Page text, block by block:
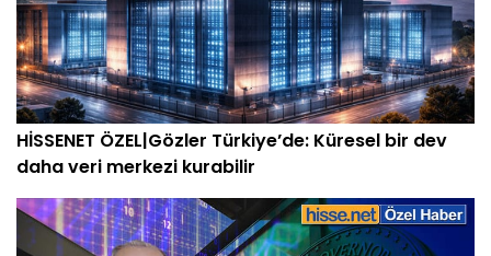
HİSSENET ÖZEL|Gözler Türkiye’de: Küresel bir dev
daha veri merkezi kurabilir